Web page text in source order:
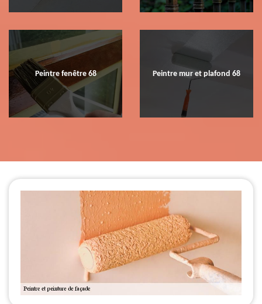
Peintre fenêtre 68 Peintre mur et plafond 68